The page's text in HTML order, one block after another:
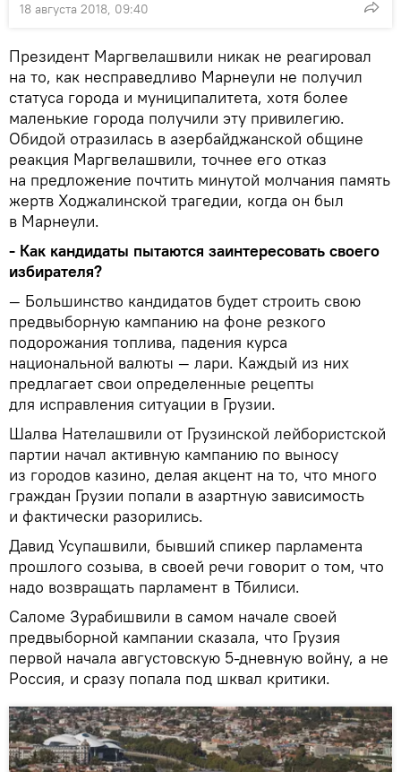
18 августа 2018, 09:40
Президент Маргвелашвили никак не реагировал
на то, как несправедливо Марнеули не получил
статуса города и муниципалитета, хотя более
маленькие города получили эту привилегию.
Обидой отразилась в азербайджанской общине
реакция Маргвелашвили, точнее его отказ
на предложение почтить минутой молчания память
жертв Ходжалинской трагедии, когда он был
в Марнеули.
- Как кандидаты пытаются заинтересовать своего
избирателя?
— Большинство кандидатов будет строить свою
предвыборную кампанию на фоне резкого
подорожания топлива, падения курса
национальной валюты — лари. Каждый из них
предлагает свои определенные рецепты
для исправления ситуации в Грузии.
Шалва Нателашвили от Грузинской лейбористской
партии начал активную кампанию по выносу
из городов казино, делая акцент на то, что много
граждан Грузии попали в азартную зависимость
и фактически разорились.
Давид Усупашвили, бывший спикер парламента
прошлого созыва, в своей речи говорит о том, что
надо возвращать парламент в Тбилиси.
Саломе Зурабишвили в самом начале своей
предвыборной кампании сказала, что Грузия
первой начала августовскую 5-дневную войну, а не
Россия, и сразу попала под шквал критики.